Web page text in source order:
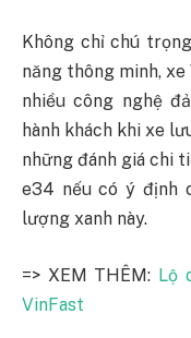
Không chỉ chú
năng thông minh,
nhiều công nghệ
hành khách khi xe
những đánh giá chi
e34 nếu có ý định
lượng xanh này.
=> XEM THÊM: Lộ
VinFast